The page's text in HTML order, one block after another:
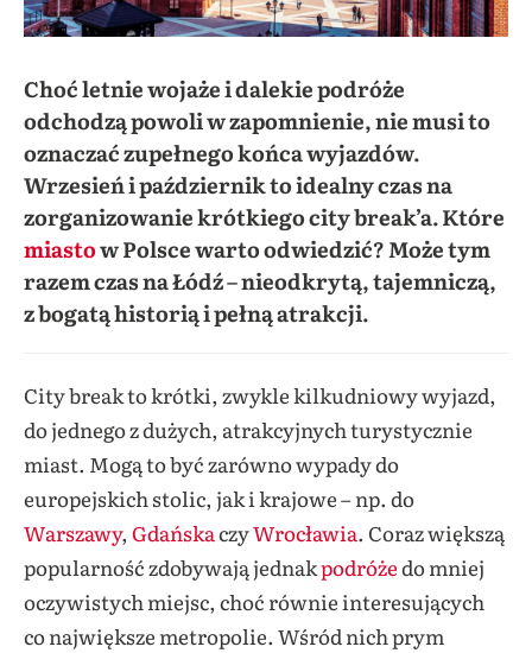
Choć letnie wojaże i dalekie podróże
odchodzą powoli w zapomnienie, nie musi to
oznaczać zupełnego końca wyjazdów.
Wrzesień i październik to idealny czas na
zorganizowanie krótkiego city break’a. Które
miastow Polsce warto odwiedzić? Może tym
razem czas na Łódź – nieodkrytą, tajemniczą,
z bogatą historią i pełną atrakcji.
City break to krótki, zwykle kilkudniowy wyjazd,
do jednego z dużych, atrakcyjnych turystycznie
miast. Mogą to być zarówno wypady do
europejskich stolic, jak i krajowe – np. do
Warszawy, GdańskaczyWrocławia. Coraz większą
popularność zdobywają jednakpodróżedo mniej
oczywistych miejsc, choć równie interesujących
co największe metropolie. Wśród nich prym